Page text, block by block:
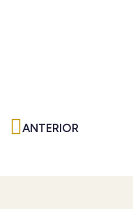
Ant
ANTERIOR